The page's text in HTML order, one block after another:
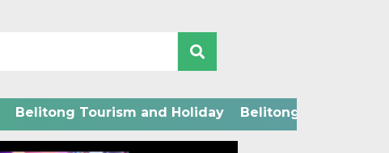
Belitong Tourism and Holiday Belitong Technology